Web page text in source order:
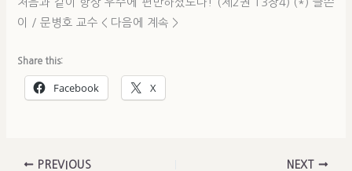
처음과 같이 항상 우주에 편만하셨도다!”(제2권 13장4) (*) 글쓴
이 / 문병호 교수 < 다음에 계속 >
Share this:
Facebook X
PREVIOUS NEXT